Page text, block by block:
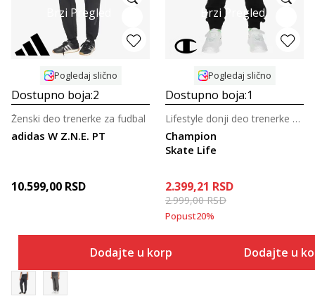
Brzi Pregled
Pogledaj slično
Dostupno boja:2
adidas W Z.N.E. PT
Ženski deo trenerke za fudbal
10.599,00 RSD
Dodajte u korpu
Brzi Pregled
Pogledaj slično
Dostupno boja:1
Champion
Skate Life
Lifestyle donji deo trenerke za dečake
2.399,21 RSD
2.999,00RSD
Popust20%
Dodajte u